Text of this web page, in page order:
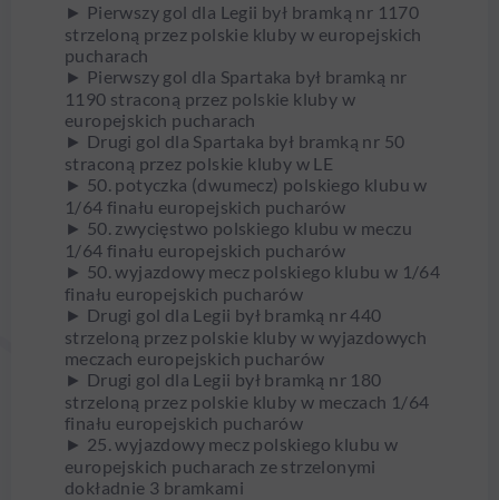
► Pierwszy gol dla Legii był bramką nr 1170
strzeloną przez polskie kluby w europejskich
pucharach
► Pierwszy gol dla Spartaka był bramką nr
1190 straconą przez polskie kluby w
europejskich pucharach
► Drugi gol dla Spartaka był bramką nr 50
straconą przez polskie kluby w LE
► 50. potyczka (dwumecz) polskiego klubu w
1/64 finału europejskich pucharów
► 50. zwycięstwo polskiego klubu w meczu
1/64 finału europejskich pucharów
► 50. wyjazdowy mecz polskiego klubu w 1/64
finału europejskich pucharów
► Drugi gol dla Legii był bramką nr 440
strzeloną przez polskie kluby w wyjazdowych
meczach europejskich pucharów
► Drugi gol dla Legii był bramką nr 180
strzeloną przez polskie kluby w meczach 1/64
finału europejskich pucharów
► 25. wyjazdowy mecz polskiego klubu w
europejskich pucharach ze strzelonymi
dokładnie 3 bramkami